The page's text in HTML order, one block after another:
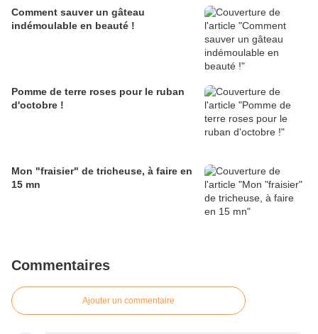
Comment sauver un gâteau
indémoulable en beauté !
Pomme de terre roses pour le ruban
d'octobre !
Mon "fraisier" de tricheuse, à faire en
15 mn
Commentaires
Ajouter un commentaire